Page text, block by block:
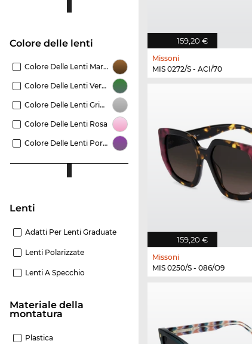
Colore delle lenti
Colore Delle Lenti Marrone
Colore Delle Lenti Verde
Colore Delle Lenti Grigio
Colore Delle Lenti Rosa
Colore Delle Lenti Porpora
Lenti
Adatti Per Lenti Graduate
Lenti Polarizzate
Lenti A Specchio
Materiale della
montatura
Plastica
159,20 €
Missoni
MIS 0272/S - ACI/70
159,20 €
Missoni
MIS 0250/S - 086/O9